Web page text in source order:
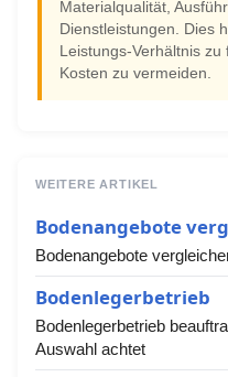
Materialqualität,
Dienstleistungen. Dies
Leistungs-Verhältnis
Kosten zu vermeiden.
WEITERE ARTIKEL
Bodenangebote
Bodenangebote
Bodenlegerbetrieb
Bodenlegerbetrieb
Auswahl achtet